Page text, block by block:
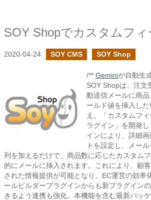
2020-04-24 SOY CMS SOY Shop
/** Geminiが自動生
SOY Shopは、注文
動送信メールに商
ールド値を挿入し
え、「カスタムフ
ラグイン」を開発
インにより、詳細
トを設定し、メー
列を加えるだけで、商品数に応じたカスタム
的にメールに挿入されます。これにより、顧
された情報提供が可能となり、EC運営の効率
ールビルダープラグインからも新プラグイン
きるよう連携も強化。本機能を含む最新パッ